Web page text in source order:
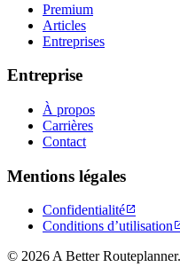
Premium
Articles
Entreprises
Entreprise
À propos
Carrières
Contact
Mentions légales
Confidentialité
Conditions d’utilisation
© 2026 A Better